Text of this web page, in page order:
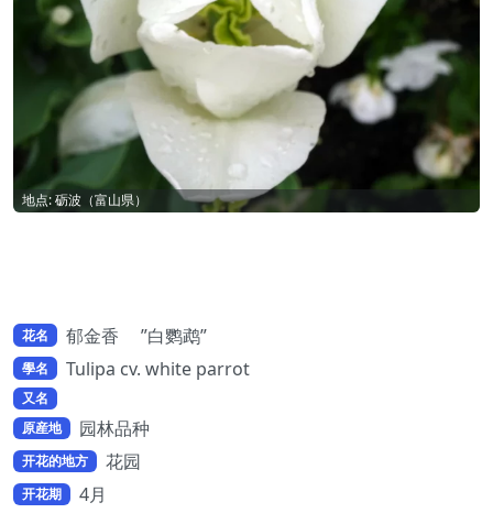
地点: 砺波（富山県）
花名 郁金香 ”白鹦鹉”
學名 Tulipa cv. white parrot
又名
原産地
园林品种
开花的地方 花园
开花期 4月